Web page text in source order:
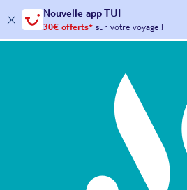
Nouvelle app TUI
30€ offerts*sur votre
avec le code :HAPPYAPP
Hôtels & Clubs